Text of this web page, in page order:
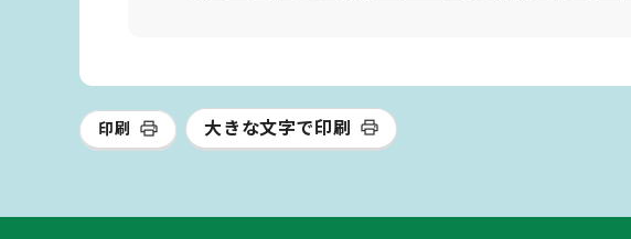
印刷 大きな文字で印刷